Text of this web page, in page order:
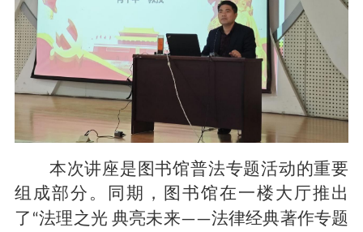
本次讲座是图书馆普法专题活动的重要
组成部分。同期，图书馆在一楼大厅推出
了 “法理之光 典亮未来——法律经典著作专题